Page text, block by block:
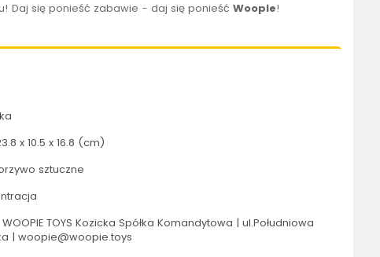
Daj się ponieść zabawie - daj się ponieśćWoopie!
x 10.5 x 16.8 (cm)
sztuczne
WOOPIE TOYS Kozicka Spółka Komandytowa | ul.Południowa
| woopie@woopie.toys